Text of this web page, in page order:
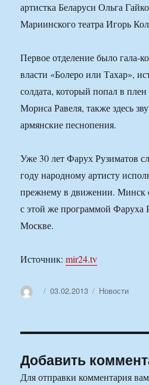
артистка Беларуси Ольга
Мариинского театра Игорь
Первое отделение было гала-
власти «Болеро или Тахар»,
солдата, который попал в
Мориса Равеля, также здесь
армянские песнопения.
Уже 30 лет Фарух Рузиматов
году народному артисту
прежнему в движении. Минск
с этой же программой Фаруха
Москве.
Источник:mir24.tv
АвторОпубликовано
03.02.2013 Рубрики
Новости
Добавить
Для отправки комментария